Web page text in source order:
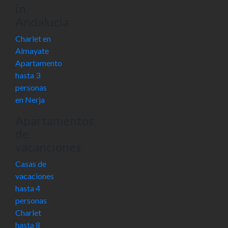
Charlet en
Almayate
Apartamento
hasta 3
personas
en Nerja
Casas de
vacaciones
hasta 4
personas
Charlet
hasta 8